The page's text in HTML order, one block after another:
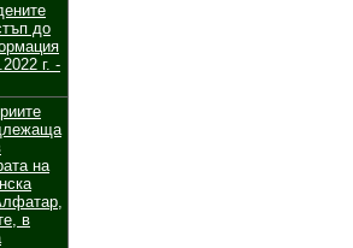
до
г. -
на
в